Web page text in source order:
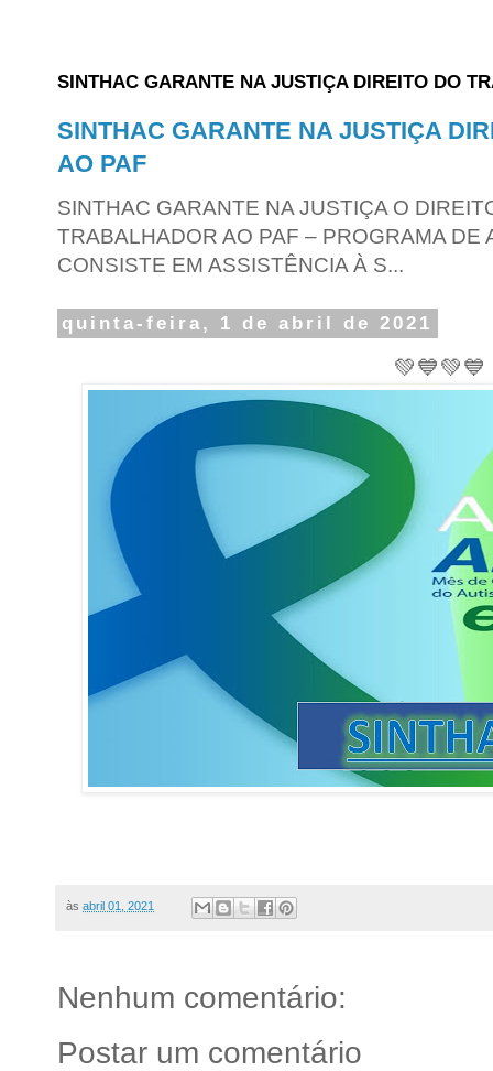
SINTHAC GARANTE NA JUSTIÇA DIREITO DO
SINTHAC GARANTE NA JUSTIÇA
AO PAF
SINTHAC GARANTE NA JUSTIÇA O
TRABALHADOR AO PAF – PROGRAMA DE
CONSISTE EM ASSISTÊNCIA À S...
quinta-feira, 1 de abril de 2021
💚💙💚💙
às abril 01, 2021
Nenhum comentário:
Postar um comentário